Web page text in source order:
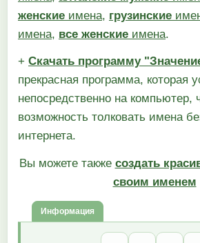
женские имена, грузинские
имена, все женские имена.
+ Скачать программу
прекрасная программа, которая
непосредственно на компьютер,
возможность толковать имена
интернета.
Вы можете также создать
своим именем
Информация